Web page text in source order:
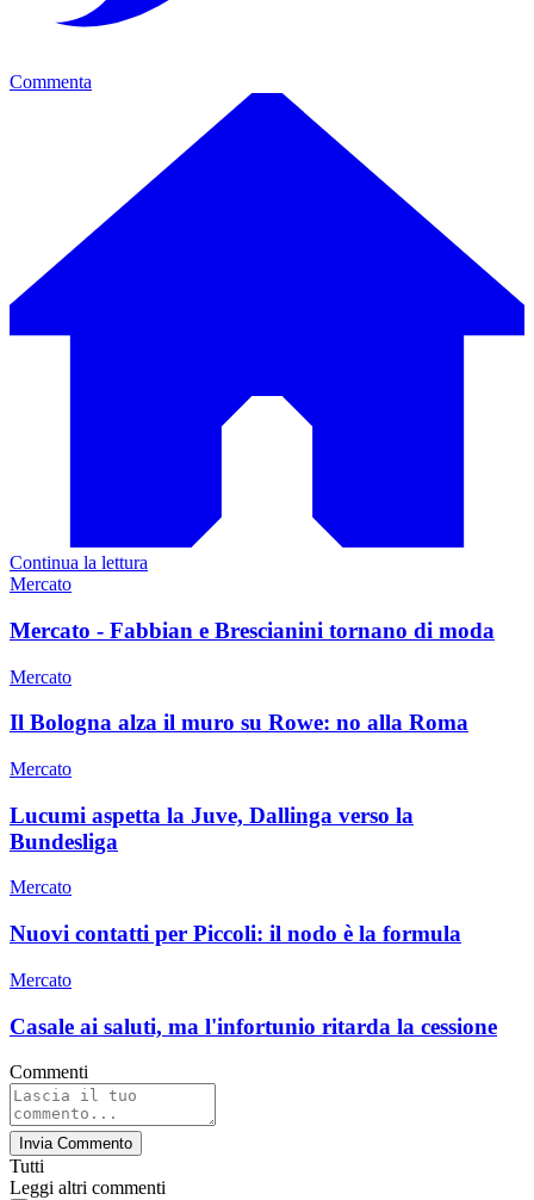
Commenta
Continua la lettura
Mercato
Mercato - Fabbian e Brescianini tornano di moda
Mercato
Il Bologna alza il muro su Rowe: no alla Roma
Mercato
Lucumi aspetta la Juve, Dallinga verso la
Bundesliga
Mercato
Nuovi contatti per Piccoli: il nodo è la formula
Mercato
Casale ai saluti, ma l'infortunio ritarda la cessione
Commenti
Invia Commento
Tutti
Leggi altri commenti